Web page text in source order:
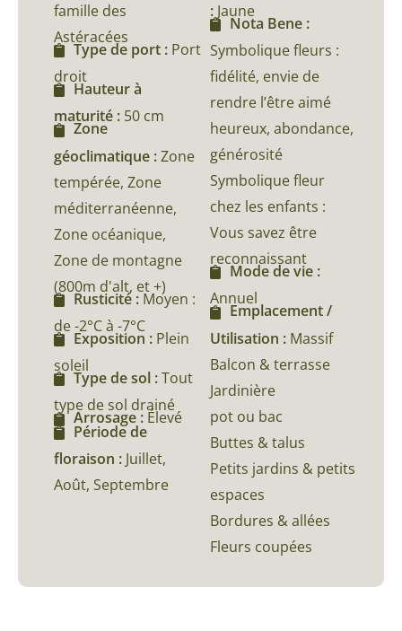
famille des
Astéracées
Type de port : Port
droit
Hauteur à
maturité : 50 cm
Zone
géoclimatique :Zone
tempérée, Zone
méditerranéenne,
Zone océanique,
Zone de montagne
(800m d'alt, et +)
Rusticité : Moyen :
de -2°C à -7°C
Exposition : Plein
soleil
Type de sol :Tout
type de sol drainé
Arrosage : Élevé
Période de
floraison : Juillet,
Août, Septembre
: Jaune
Nota Bene :
Symbolique fleurs :
fidélité, envie de
rendre l’être aimé
heureux, abondance,
générosité
Symbolique fleur
chez les enfants :
Vous savez être
reconnaissant
Mode de vie :
Annuel
Emplacement /
Utilisation : Massif
Balcon & terrasse
Jardinière
pot ou bac
Buttes & talus
Petits jardins & petits
espaces
Bordures & allées
Fleurs coupées